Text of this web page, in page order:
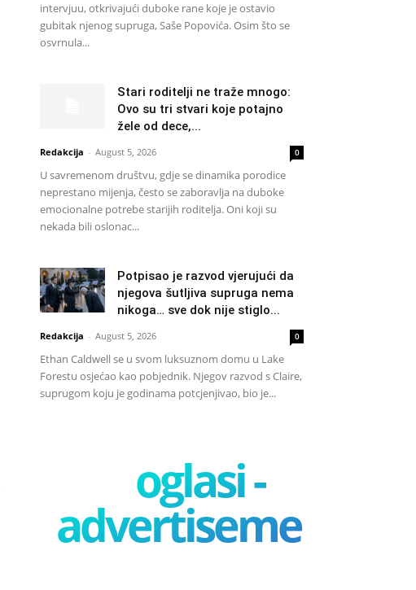
intervjuu, otkrivajući duboke rane koje je ostavio
gubitak njenog supruga, Saše Popovića. Osim što se
osvrnula...
Stari roditelji ne traže mnogo:
Ovo su tri stvari koje potajno
žele od dece,...
Redakcija - August 5, 2026 0
U savremenom društvu, gdje se dinamika porodice
neprestano mijenja, često se zaboravlja na duboke
emocionalne potrebe starijih roditelja. Oni koji su
nekada bili oslonac...
Potpisao je razvod vjerujući da
njegova šutljiva supruga nema
nikoga… sve dok nije stiglo...
Redakcija - August 5, 2026 0
Ethan Caldwell se u svom luksuznom domu u Lake
Forestu osjećao kao pobjednik. Njegov razvod s Claire,
suprugom koju je godinama potcjenjivao, bio je...
oglasi -
advertisement